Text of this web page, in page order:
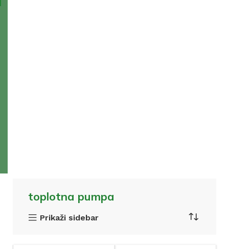
toplotna pumpa
Prikaži sidebar